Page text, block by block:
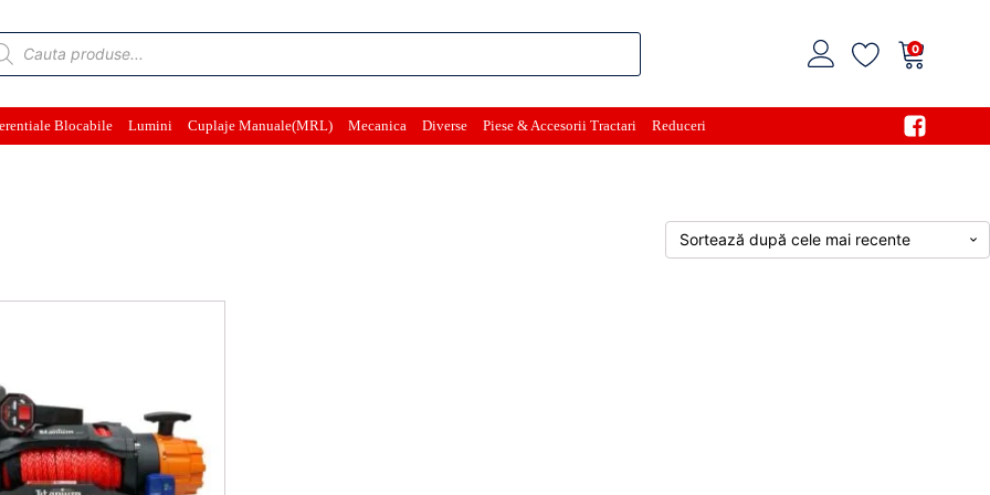
0
Blocabile Lumini Cuplaje Manuale(MRL) Mecanica Diverse Piese & Accesorii Tractari Reduceri